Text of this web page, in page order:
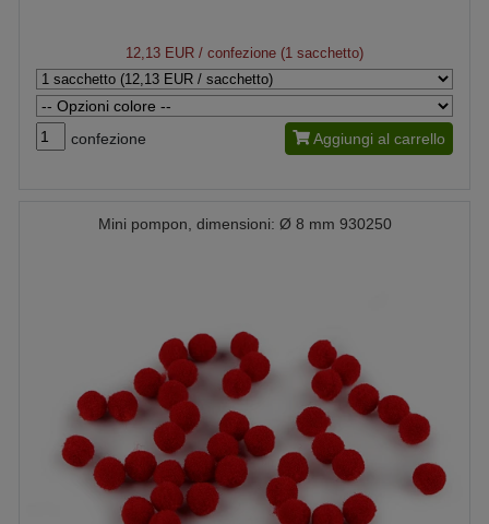
12,13 EUR / confezione (1 sacchetto)
confezione Aggiungi al carrello
Mini pompon, dimensioni: Ø 8 mm 930250